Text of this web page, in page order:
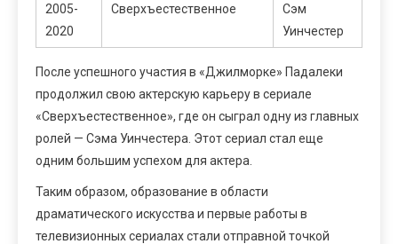
2005-
2020
Сверхъестественное
Сэм
Уинчестер
После успешного участия в «Джилморке» Падалеки
продолжил свою актерскую карьеру в сериале
«Сверхъестественное», где он сыграл одну из главных
ролей — Сэма Уинчестера. Этот сериал стал еще
одним большим успехом для актера.
Таким образом, образование в области
драматического искусства и первые работы в
телевизионных сериалах стали отправной точкой